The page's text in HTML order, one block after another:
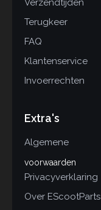
Verzendtijden
Terugkeer
FAQ
Klantenservice
Invoerrechten
Extra's
Algemene
voorwaarden
Privacyverklaring
Over EScootParts